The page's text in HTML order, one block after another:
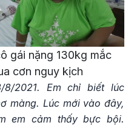
gái nặng 130kg mắc
cơn nguy kịch
2021. Em chỉ biết lúc
màng. Lúc mới vào đây,
em cảm thấy bực bội.